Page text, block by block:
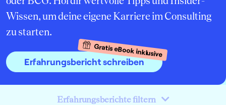
Wissen, um deine eigene Karriere im Consulting
zu starten.
Erfahrungsbericht schreiben
Gratis eBook inklusive
Erfahrungsberichte filtern